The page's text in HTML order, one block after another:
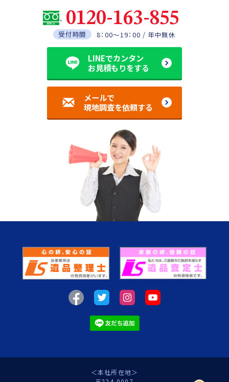
0120-163-855
受付時間 8：00～19：00 / 年中無休
LINEでカンタン
お見積もりをする
メールで
現地調査を依頼する
＜本社所在地＞